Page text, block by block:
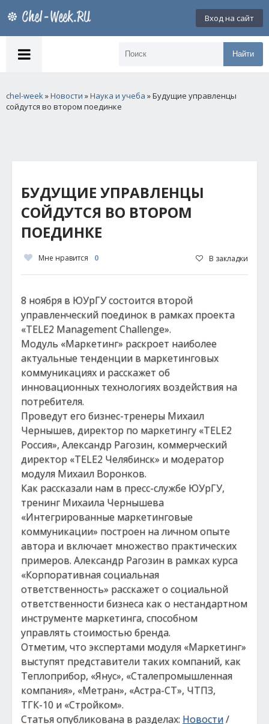
Вход на сайт
Найти
chel-week»Новости »Наука и учеба » Будущие управленцы
сойдутся во втором поединке
БУДУЩИЕ УПРАВЛЕНЦЫ
СОЙДУТСЯ ВО ВТОРОМ
ПОЕДИНКЕ
Мне нравится 0 В закладки
8 ноября в ЮУрГУ состоится второй
управленческий поединок в рамках проекта
«TELE2 Management Challenge».
Модуль «Маркетинг» раскроет наиболее
актуальные тенденции в маркетинговых
коммуникациях и расскажет об
инновационных технологиях воздействия на
потребителя.
Проведут его бизнес-тренеры Михаил
Чернышев, директор по маркетингу «TELE2
Россия», Александр Рагозин, коммерческий
директор «TELE2 Челябинск» и модератор
модуля Михаил Воронков.
Как рассказали нам в пресс-службе ЮУрГУ,
тренинг Михаила Чернышева
«Интегрированные маркетинговые
коммуникации» построен на личном опыте
автора и включает множество практических
примеров. Александр Рагозин в рамках курса
«Корпоративная социальная
ответственность» расскажет о социальной
ответственности бизнеса как о нестандартном
инструменте маркетинга, способном
управлять стоимостью бренда.
Отметим, что экспертами модуля «Маркетинг»
выступят представители таких компаний, как
Теплоприбор, «Янус», «Сталепромышленная
компания», «Метран», «Астра-СТ», ЧТПЗ,
ТГК-10 и «Стройком».
Статья опубликована в разделах: Новости/